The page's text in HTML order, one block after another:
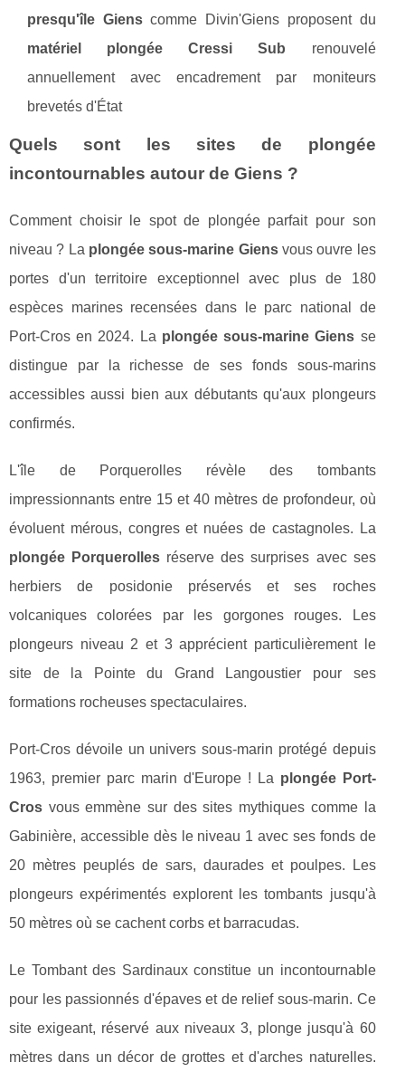
presqu'île Gienscomme Divin'Giens proposent du
matériel plongée Cressi Sub renouvelé
annuellement avec encadrement par moniteurs
brevetés d'État
Quels sont les sites de plongée
incontournables autour de Giens ?
Comment choisir le spot de plongée parfait pour son
niveau ? La plongée sous-marine Giensvous ouvre les
portes d'un territoire exceptionnel avec plus de 180
espèces marines recensées dans le parc national de
Port-Cros en 2024. La plongée sous-marine Giens se
distingue par la richesse de ses fonds sous-marins
accessibles aussi bien aux débutants qu'aux plongeurs
confirmés.
L'île de Porquerolles révèle des tombants
impressionnants entre 15 et 40 mètres de profondeur, où
évoluent mérous, congres et nuées de castagnoles. La
plongée Porquerolles réserve des surprises avec ses
herbiers de posidonie préservés et ses roches
volcaniques colorées par les gorgones rouges. Les
plongeurs niveau 2 et 3 apprécient particulièrement le
site de la Pointe du Grand Langoustier pour ses
formations rocheuses spectaculaires.
Port-Cros dévoile un univers sous-marin protégé depuis
1963, premier parc marin d'Europe ! La plongée Port-
Cros vous emmène sur des sites mythiques comme la
Gabinière, accessible dès le niveau 1 avec ses fonds de
20 mètres peuplés de sars, daurades et poulpes. Les
plongeurs expérimentés explorent les tombants jusqu'à
50 mètres où se cachent corbs et barracudas.
Le Tombant des Sardinaux constitue un incontournable
pour les passionnés d'épaves et de relief sous-marin. Ce
site exigeant, réservé aux niveaux 3, plonge jusqu'à 60
mètres dans un décor de grottes et d'arches naturelles.